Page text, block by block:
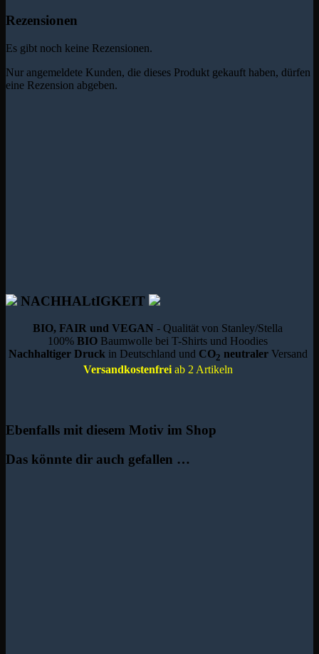
Rezensionen
Es gibt noch keine Rezensionen.
Nur angemeldete Kunden, die dieses Produkt gekauft haben, dürfen
eine Rezension abgeben.
NACHHALtIGKEIT
BIO, FAIR und VEGAN - Qualität von Stanley/Stella
100%BIO Baumwolle bei T-Shirts und Hoodies
Nachhaltiger Druck in Deutschland und CO2 neutraler Versand
Versandkostenfreiab 2 Artikeln
Ebenfalls mit diesem Motiv im Shop
Das könnte dir auch gefallen …